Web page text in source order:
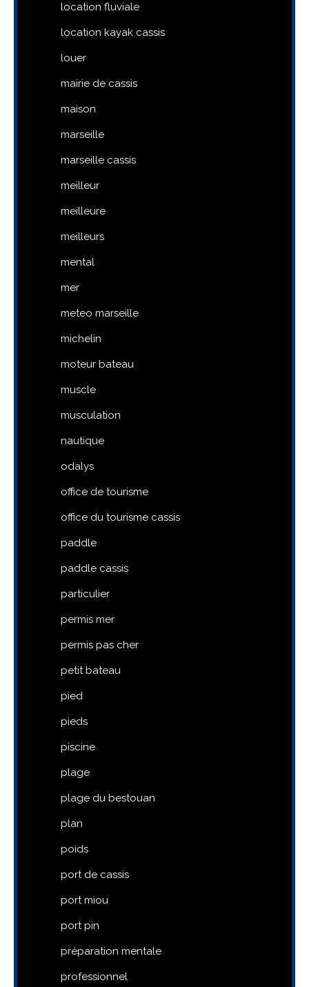
location fluviale
location kayak cassis
louer
mairie de cassis
maison
marseille
marseille cassis
meilleur
meilleure
meilleurs
mental
mer
meteo marseille
michelin
moteur bateau
muscle
musculation
nautique
odalys
office de tourisme
office du tourisme cassis
paddle
paddle cassis
particulier
permis mer
permis pas cher
petit bateau
pied
pieds
piscine
plage
plage du bestouan
plan
poids
port de cassis
port miou
port pin
préparation mentale
professionnel